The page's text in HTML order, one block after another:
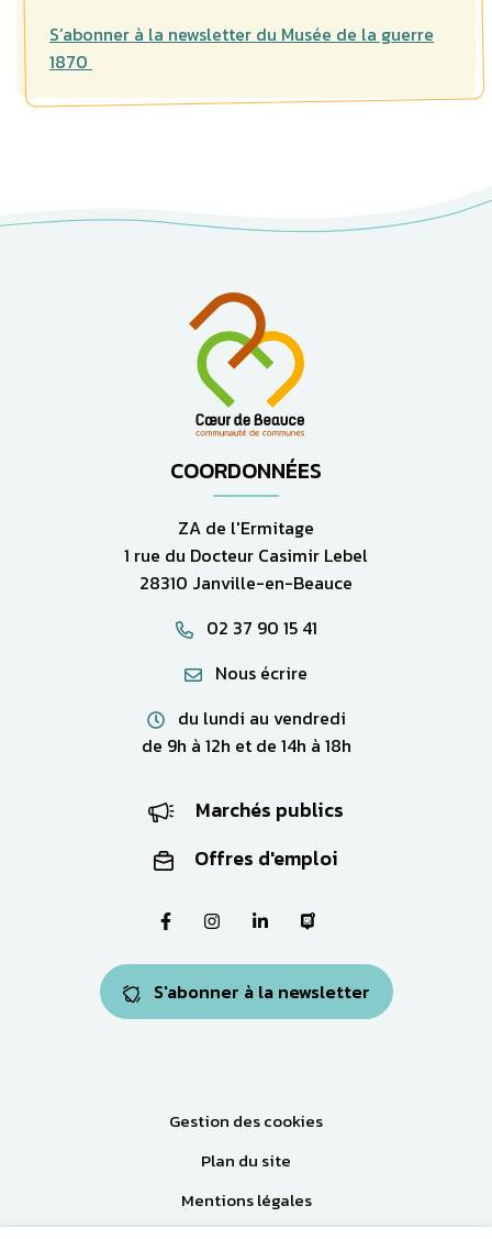
S’abonner à la newsletter du Musée de la guerre
1870
COORDONNÉES
ZA de l'Ermitage
1 rue du Docteur Casimir Lebel
28310 Janville-en-Beauce
02 37 90 15 41
Nous écrire
du lundi au vendredi
de 9h à 12h et de 14h à 18h
Marchés publics
Offres d'emploi
Lien vers le compte Facebook
Lien vers le compte Instagram
Lien vers le compte
Lien vers la page
S'abonner à la newsletter
Gestion des cookies
Plan du site
Mentions légales